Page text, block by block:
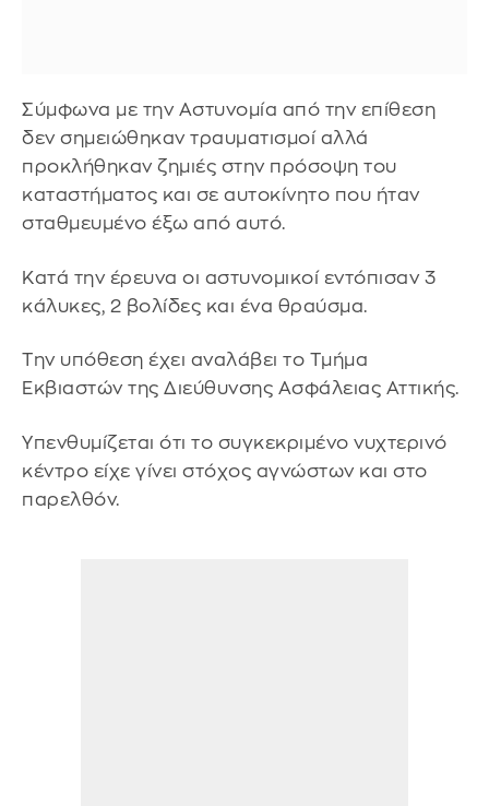
Σύμφωνα με την Αστυνομία από την επίθεση
δεν σημειώθηκαν τραυματισμοί αλλά
προκλήθηκαν ζημιές στην πρόσοψη του
καταστήματος και σε αυτοκίνητο που ήταν
σταθμευμένο έξω από αυτό.
Κατά την έρευνα οι αστυνομικοί εντόπισαν 3
κάλυκες, 2 βολίδες και ένα θραύσμα.
Την υπόθεση έχει αναλάβει το Τμήμα
Εκβιαστών της Διεύθυνσης Ασφάλειας Αττικής.
Υπενθυμίζεται ότι το συγκεκριμένο νυχτερινό
κέντρο είχε γίνει στόχος αγνώστων και στο
παρελθόν.